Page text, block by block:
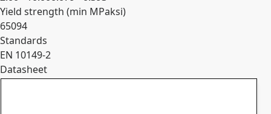
Yield strength (min MPaksi)
65094
Standards
EN 10149-2
Datasheet